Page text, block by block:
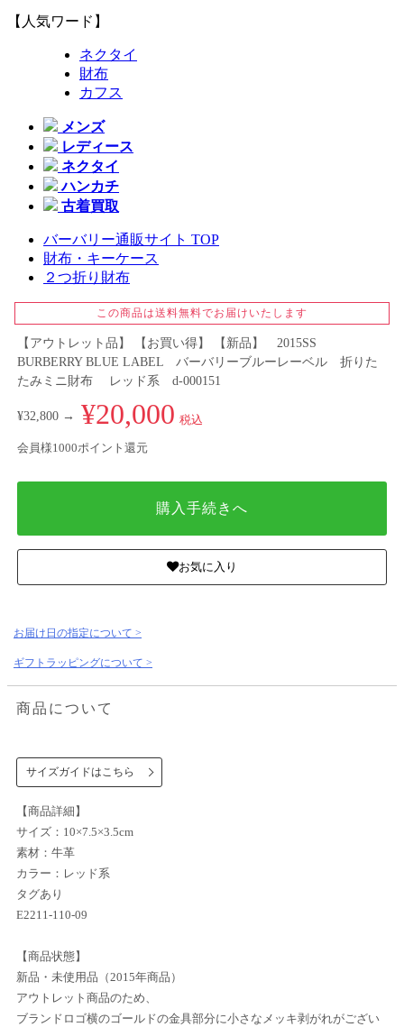
【人気ワード】
ネクタイ
財布
カフス
メンズ
レディース
ネクタイ
ハンカチ
古着買取
バーバリー通販サイト TOP
財布・キーケース
２つ折り財布
この商品は送料無料でお届けいたします
【アウトレット品】 【お買い得】 【新品】 2015SS
BURBERRY BLUE LABEL バーバリーブルーレーベル 折りた
たみミニ財布 レッド系 d-000151
¥32,800 → ¥20,000 税込
会員様1000ポイント還元
購入手続きへ
お気に入り
お届け日の指定について >
ギフトラッピングについて >
商品について
サイズガイドはこちら
【商品詳細】
サイズ：10×7.5×3.5cm
素材：牛革
カラー：レッド系
タグあり
E2211-110-09
【商品状態】
新品・未使用品（2015年商品）
アウトレット商品のため、
ブランドロゴ横のゴールドの金具部分に小さなメッキ剥がれがござい